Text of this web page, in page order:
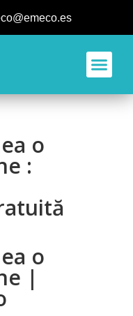
o
:
o
|